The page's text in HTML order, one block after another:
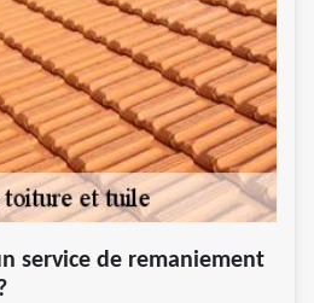
service de remaniement